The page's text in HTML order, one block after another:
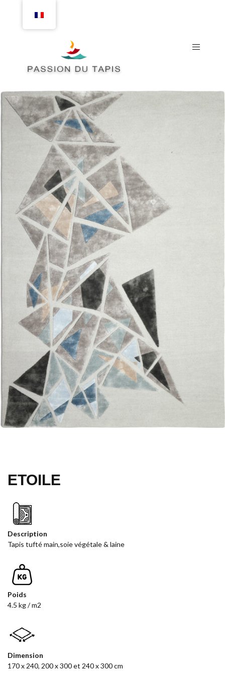
ETOILE
Description
Tapis tufté main,soie végétale & laine
Poids
4.5 kg / m2
Dimension
170 x 240, 200 x 300 et 240 x 300 cm